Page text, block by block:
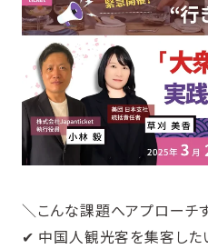
＼こんな課題へアプローチ
✔ 中国人観光客を集客した